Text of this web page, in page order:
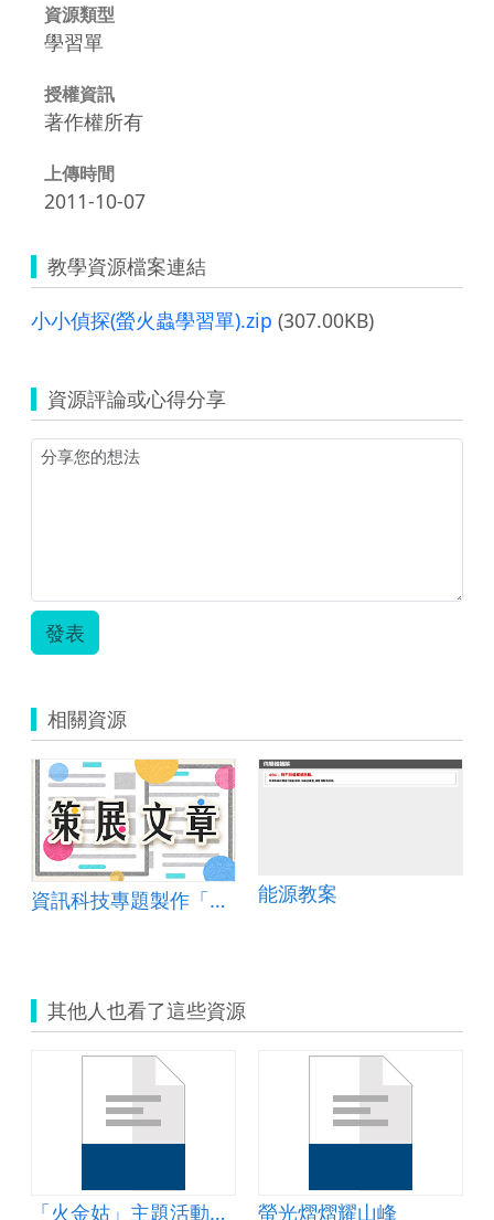
資源類型
學習單
授權資訊
著作權所有
上傳時間
2011-10-07
教學資源檔案連結
小小偵探(螢火蟲學習單).zip (307.00KB)
資源評論或心得分享
發表
相關資源
資訊科技專題製作「我愛我嘉」 能源教案
其他人也看了這些資源
「火金姑」主題活動設計 螢光熠熠耀山峰